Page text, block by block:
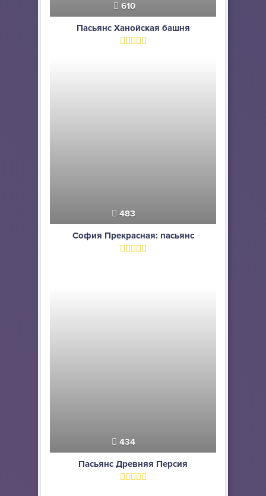
610
Пасьянс Ханойская башня
483
София Прекрасная: пасьянс
434
Пасьянс Древняя Персия